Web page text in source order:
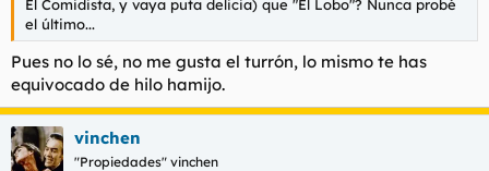
El Comidista, y vaya puta delicia) que "El Lobo"? Nunca probé
el último...
Pues no lo sé, no me gusta el turrón, lo mismo te has
equivocado de hilo hamijo.
vinchen
"Propiedades" vinchen